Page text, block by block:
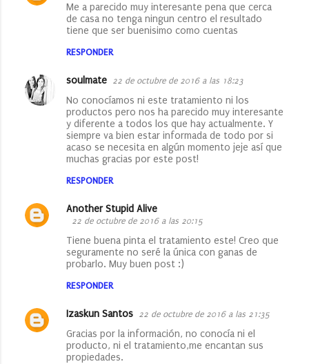
Me a parecido muy interesante pena que cerca
de casa no tenga ningun centro el resultado
tiene que ser buenisimo como cuentas
RESPONDER
soulmate 22 de octubre de 2016 a las 18:23
No conocíamos ni este tratamiento ni los
productos pero nos ha parecido muy interesante
y diferente a todos los que hay actualmente. Y
siempre va bien estar informada de todo por si
acaso se necesita en algún momento jeje así que
muchas gracias por este post!
RESPONDER
Another Stupid Alive
22 de octubre de 2016 a las 20:15
Tiene buena pinta el tratamiento este! Creo que
seguramente no seré la única con ganas de
probarlo. Muy buen post :)
RESPONDER
Izaskun Santos 22 de octubre de 2016 a las 21:35
Gracias por la información, no conocía ni el
producto, ni el tratamiento,me encantan sus
propiedades.